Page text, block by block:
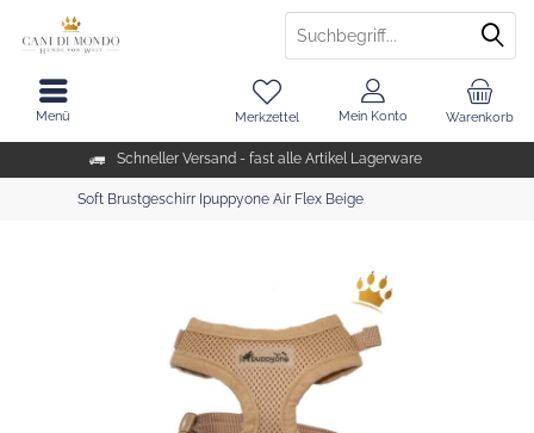
Schneller Versand - fast alle Artikel Lagerware
Warenkorb
Merkzettel Mein Konto
Menü
Soft Brustgeschirr Ipuppyone Air Flex Beige